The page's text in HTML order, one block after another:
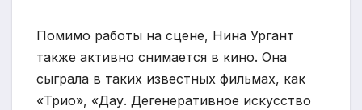
Помимо работы на сцене, Нина Ургант
также активно снимается в кино. Она
сыграла в таких известных фильмах, как
«Трио», «Дау. Дегенеративное искусство